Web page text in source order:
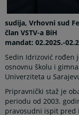
sudija, Vrhovni sud
član VSTV-a BiH
mandat: 02.2025.-
Sedin Idrizović rođen
osnovnu školu i
Univerziteta u
Pripravnički staž je
periodu od 2003.
pravosudni ispit pred